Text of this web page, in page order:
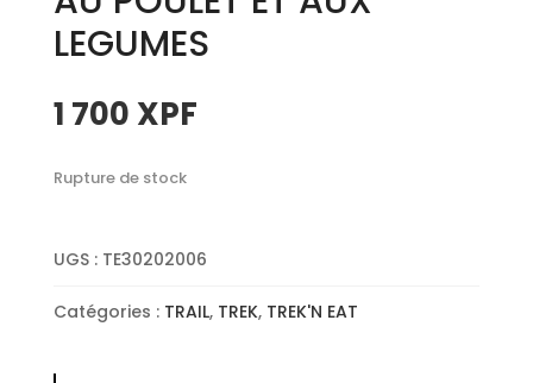
LEGUMES
1 700 XPF
Rupture de stock
UGS : TE30202006
Catégories : TRAIL, TREK, TREK'N EAT